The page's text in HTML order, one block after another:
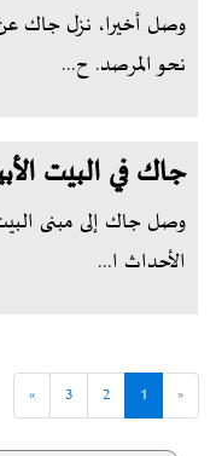
وصل أخيرا، نزل جاك
نحو المرصد. ح...
جاك في البيت
وصل جاك إلى مبنى
الأحداث ا...
«
1
2
3
»